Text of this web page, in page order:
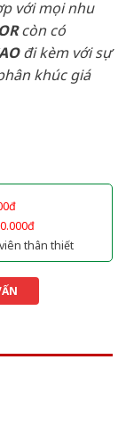
với mọi nhu
còn có
đi kèm với sự
khúc giá
thân thiết